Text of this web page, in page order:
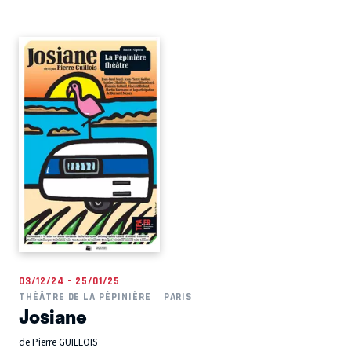
03/12/24 - 25/01/25
THÉÂTRE DE LA PÉPINIÈRE
PARIS
Josiane
de Pierre GUILLOIS